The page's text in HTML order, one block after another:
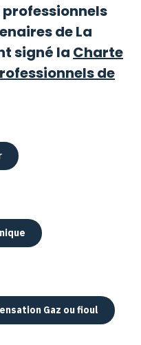
professionnels
de La
signé la Charte
de
Gaz ou fioul